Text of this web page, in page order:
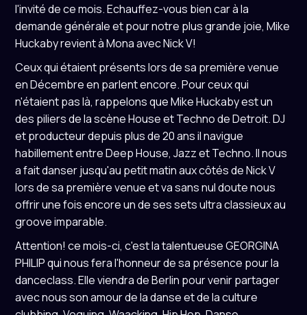
l'invité de ce mois. Echauffez-vous bien car à la
demande générale et pour notre plus grande joie, Mike
Huckaby revient à Mona avec Nick V!
Ceux qui étaient présents lors de sa première venue
en Décembre en parlent encore. Pour ceux qui
n'étaient pas là, rappelons que Mike Huckaby est un
des piliers de la scène House et Techno de Detroit. DJ
et producteur depuis plus de 20 ans il navigue
habillement entre Deep House, Jazz et Techno. Il nous
a fait danser jusqu'au petit matin aux côtés de Nick V
lors de sa première venue et va sans nul doute nous
offrir une fois encore un de ses sets ultra classieux au
groove imparable.
Attention! ce mois-ci, c'est la talentueuse GEORGINA
PHILIP qui nous fera l'honneur de sa présence pour la
danceclass. Elle viendra de Berlin pour venir partager
avec nous son amour de la danse et de la culture